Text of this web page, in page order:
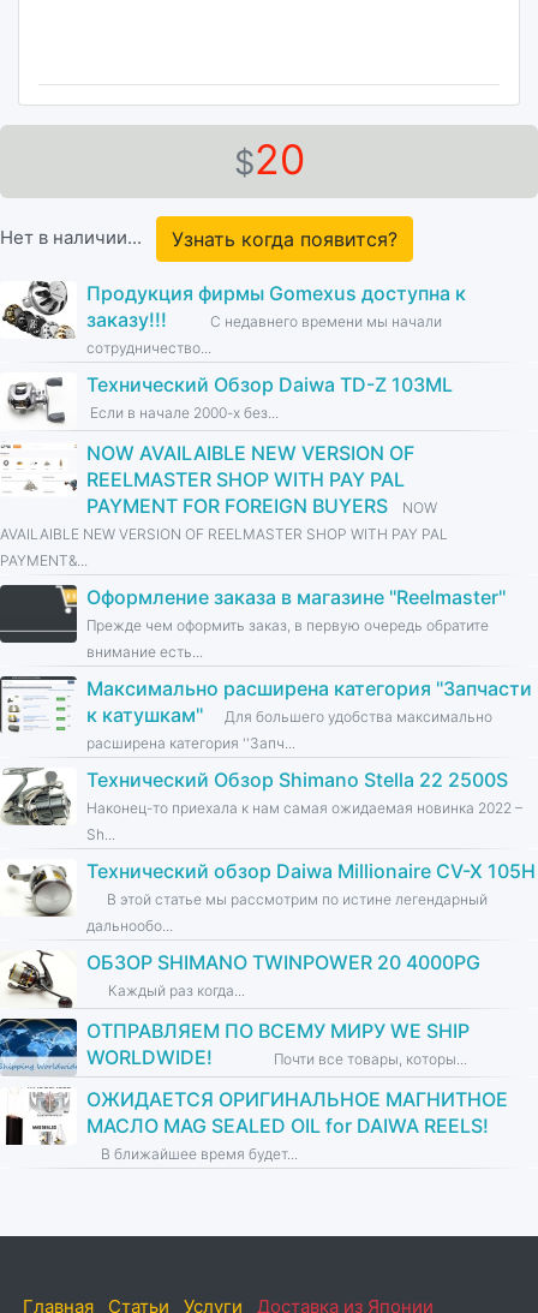
$20
Нет в наличии... Узнать когда появится?
Продукция фирмы Gomexus доступна к
заказу!!!
С недавнего времени мы начали
сотрудничество...
Технический Обзор Daiwa TD-Z 103ML
Если в начале 2000-х без...
NOW AVAILAIBLE NEW VERSION OF
REELMASTER SHOP WITH PAY PAL
PAYMENT FOR FOREIGN BUYERS
NOW
AVAILAIBLE NEW VERSION OF REELMASTER SHOP WITH PAY PAL
PAYMENT&...
Оформление заказа в магазине ''Reelmaster''
Прежде чем оформить заказ, в первую очередь обратите
внимание есть...
Максимально расширена категория ''Запчасти
к катушкам''
Для большего удобства максимально
расширена категория ''Запч...
Технический Обзор Shimano Stella 22 2500S
Наконец-то приехала к нам самая ожидаемая новинка 2022 –
Sh...
Технический обзор Daiwa Millionaire CV-X 105H
В этой статье мы рассмотрим по истине легендарный
дальнообо...
ОБЗОР SHIMANO TWINPOWER 20 4000PG
Каждый раз когда...
ОТПРАВЛЯЕМ ПО ВСЕМУ МИРУ WE SHIP
WORLDWIDE!
Почти все товары, которы...
ОЖИДАЕТСЯ ОРИГИНАЛЬНОЕ МАГНИТНОЕ
МАСЛО MAG SEALED OIL for DAIWA REELS!
В ближайшее время будет...
Главная Статьи Услуги Доставка из Японии